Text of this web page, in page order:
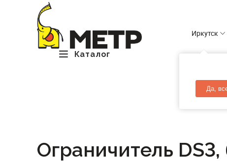
Каталог
Иркутск
Да,
Ограничитель DS3,